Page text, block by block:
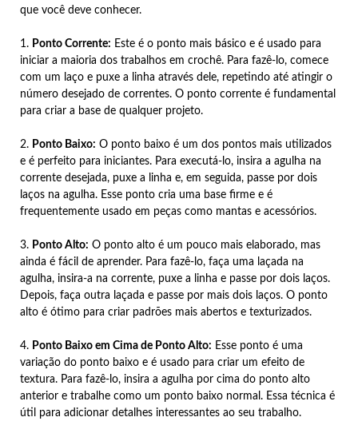
que você deve conhecer.
1. Ponto Corrente: Este é o ponto mais básico e é usado para
iniciar a maioria dos trabalhos em crochê. Para fazê-lo, comece
com um laço e puxe a linha através dele, repetindo até atingir o
número desejado de correntes. O ponto corrente é fundamental
para criar a base de qualquer projeto.
2. Ponto Baixo: O ponto baixo é um dos pontos mais utilizados
e é perfeito para iniciantes. Para executá-lo, insira a agulha na
corrente desejada, puxe a linha e, em seguida, passe por dois
laços na agulha. Esse ponto cria uma base firme e é
frequentemente usado em peças como mantas e acessórios.
3. Ponto Alto: O ponto alto é um pouco mais elaborado, mas
ainda é fácil de aprender. Para fazê-lo, faça uma laçada na
agulha, insira-a na corrente, puxe a linha e passe por dois laços.
Depois, faça outra laçada e passe por mais dois laços. O ponto
alto é ótimo para criar padrões mais abertos e texturizados.
4. Ponto Baixo em Cima de Ponto Alto: Esse ponto é uma
variação do ponto baixo e é usado para criar um efeito de
textura. Para fazê-lo, insira a agulha por cima do ponto alto
anterior e trabalhe como um ponto baixo normal. Essa técnica é
útil para adicionar detalhes interessantes ao seu trabalho.